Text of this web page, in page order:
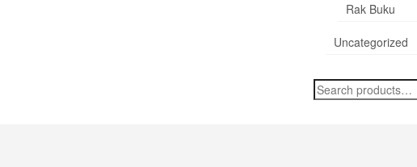
Rak Buku
Uncategorized
Search
for: